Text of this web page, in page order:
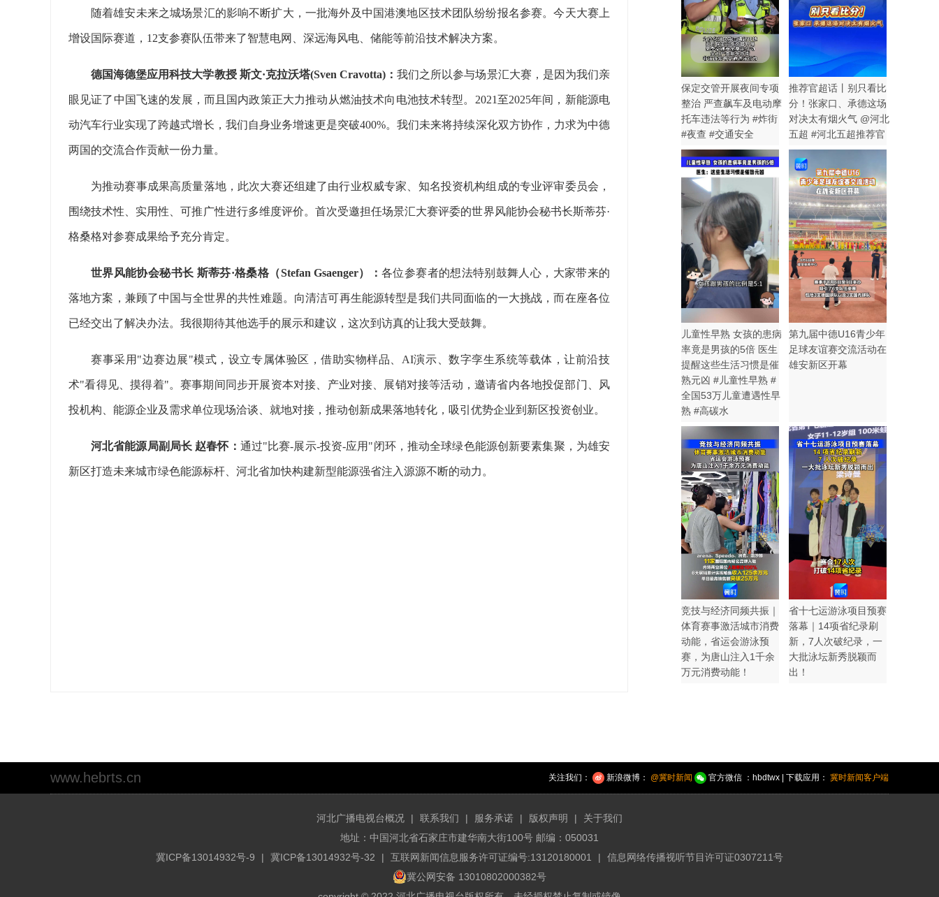
随着雄安未来之城场景汇的影响不断扩大，一批海外及中国港澳地区技术团队纷纷报名参赛。今天大赛上
增设国际赛道，12支参赛队伍带来了智慧电网、深远海风电、储能等前沿技术解决方案。
德国海德堡应用科技大学教授 斯文·克拉沃塔(Sven Cravotta)：我们之所以参与场景汇大赛，是因为我们亲
眼见证了中国飞速的发展，而且国内政策正大力推动从燃油技术向电池技术转型。2021至2025年间，新能源电
动汽车行业实现了跨越式增长，我们自身业务增速更是突破400%。我们未来将持续深化双方协作，力求为中德
两国的交流合作贡献一份力量。
为推动赛事成果高质量落地，此次大赛还组建了由行业权威专家、知名投资机构组成的专业评审委员会，
围绕技术性、实用性、可推广性进行多维度评价。首次受邀担任场景汇大赛评委的世界风能协会秘书长斯蒂芬·
格桑格对参赛成果给予充分肯定。
世界风能协会秘书长 斯蒂芬·格桑格（Stefan Gsaenger）：各位参赛者的想法特别鼓舞人心，大家带来的
落地方案，兼顾了中国与全世界的共性难题。向清洁可再生能源转型是我们共同面临的一大挑战，而在座各位
已经交出了解决办法。我很期待其他选手的展示和建议，这次到访真的让我大受鼓舞。
赛事采用"边赛边展"模式，设立专属体验区，借助实物样品、AI演示、数字孪生系统等载体，让前沿技
术"看得见、摸得着"。赛事期间同步开展资本对接、产业对接、展销对接等活动，邀请省内各地投促部门、风
投机构、能源企业及需求单位现场洽谈、就地对接，推动创新成果落地转化，吸引优势企业到新区投资创业。
河北省能源局副局长 赵春怀： 通过"比赛-展示-投资-应用"闭环，推动全球绿色能源创新要素集聚，为雄安
新区打造未来城市绿色能源标杆、河北省加快构建新型能源强省注入源源不断的动力。
保定交管开展夜间专项
整治 严查飙车及电动摩
托车违法等行为 #炸街
#夜查 #交通安全
推荐官超话丨别只看比
分！张家口、承德这场
对决太有烟火气 @河北
五超 #河北五超推荐官
儿童性早熟 女孩的患病
率竟是男孩的5倍 医生
提醒这些生活习惯是催
熟元凶 #儿童性早熟 #
全国53万儿童遭遇性早
熟 #高碳水
第九届中德U16青少年
足球友谊赛交流活动在
雄安新区开幕
竞技与经济同频共振｜
体育赛事激活城市消费
动能，省运会游泳预
赛，为唐山注入1千余
万元消费动能！
省十七运游泳项目预赛
落幕｜14项省纪录刷
新，7人次破纪录，一
大批泳坛新秀脱颖而
出！
关注我们： 新浪微博： @冀时新闻 官方微信 ：hbdtwx | 下载应用： 冀时新闻客户端
www.hebrts.cn
河北广播电视台概况 | 联系我们 | 服务承诺 | 版权声明 |
关于我们
地址：中国河北省石家庄市建华南大街100号 邮编：050031
冀ICP备13014932号-9
| 冀ICP备13014932号-32 | 互联网新闻信息服务许可证编号:13120180001 |
信息网络传播视听节目许可证0307211号
冀公网安备 13010802000382号